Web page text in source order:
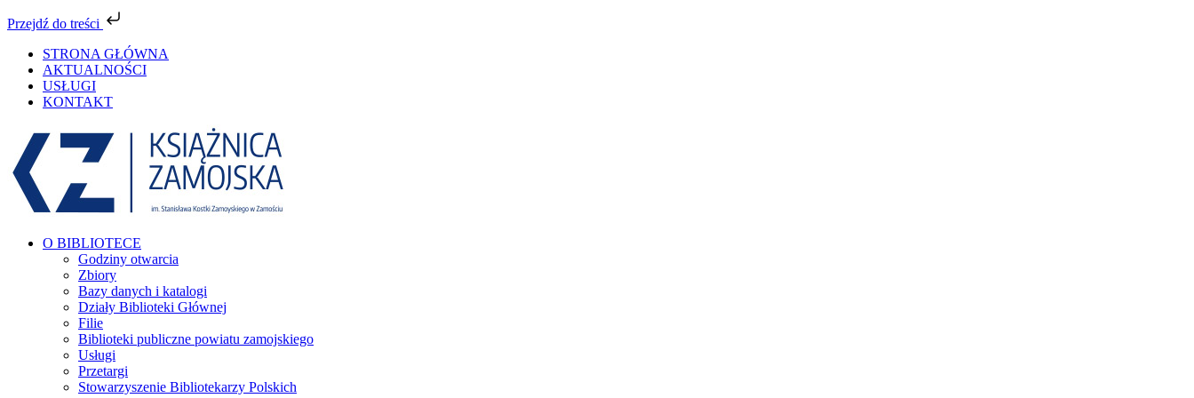
Przejdź do treści
zawartości
STRONA GŁÓWNA
AKTUALNOŚCI
USŁUGI
KONTAKT
Facebook
YouTube
Instagram
Tiktok
O BIBLIOTECE
Godziny otwarcia
Zbiory
Bazy danych i katalogi
Działy Biblioteki Głównej
Filie
Biblioteki publiczne powiatu zamojskiego
Usługi
Przetargi
Stowarzyszenie Bibliotekarzy Polskich